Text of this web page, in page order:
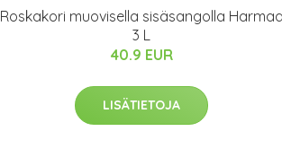
Roskakori muovisella sisäsangolla
3 L
40.9 EUR
LISÄTIETOJA